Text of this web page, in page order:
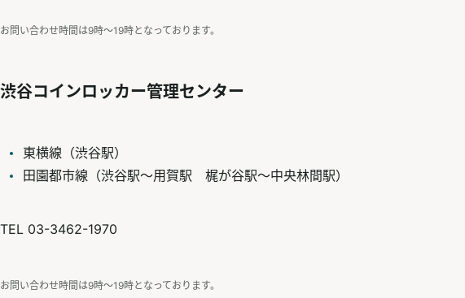
お問い合わせ時間は9時〜19時となっております。
渋谷コインロッカー管理センター
東横線（渋谷駅）
田園都市線（渋谷駅～用賀駅 梶が谷駅～中央林間駅）
TEL 03-3462-1970
お問い合わせ時間は9時〜19時となっております。